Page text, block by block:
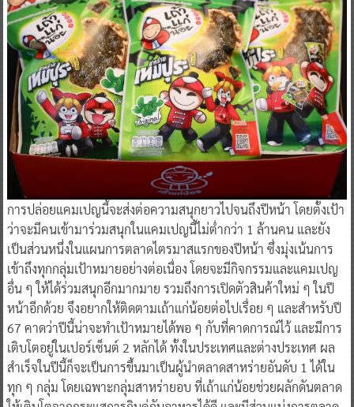
การปล่อยแคมเปญนี้จะส่งต่อความสนุกยาวไปจนถึงปีหน้า โดยตั้งเป้า
ว่าจะมีคนเข้ามาร่วมสนุกในแคมเปญนี้ไม่ต่ำกว่า 1 ล้านคน และยัง
เป็นส่วนหนึ่งในแผนการตลาดไตรมาสแรกของปีหน้า ซึ่งมุ่งเน้นการ
เข้าถึงทุกกลุ่มเป้าหมายอย่างต่อเนื่อง โดยจะมีกิจกรรมและแคมเปญ
อื่น ๆ ให้ได้ร่วมสนุกอีกมากมาย รวมถึงการเปิดตัวสินค้าใหม่ ๆ ในปี
หน้าอีกด้วย จึงอยากให้ติดตามเถ้าแก่น้อยต่อไปเรื่อย ๆ และสำหรับปี
67 คาดว่าปีนี้น่าจะทำเป้าหมายได้พอ ๆ กับที่คาดการณ์ไว้ และมีการ
เติบโตอยู่ในเปอร์เซ็นต์ 2 หลักได้ ทั้งในประเทศและต่างประเทศ ผล
สำเร็จในปีนี้ก็จะเป็นการขึ้นมาเป็นผู้นำตลาดสาหร่ายอันดับ 1 ได้ใน
ทุก ๆ กลุ่ม โดยเฉพาะกลุ่มสาหร่ายอบ ที่เถ้าแก่น้อยช่วยผลักดันตลาด